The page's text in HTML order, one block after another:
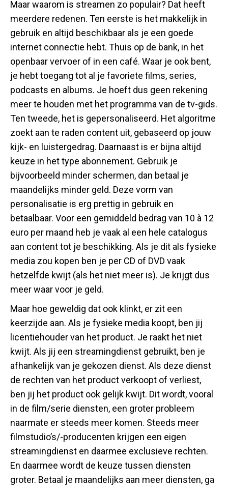
Maar waarom is streamen zo populair? Dat heeft
meerdere redenen. Ten eerste is het makkelijk in
gebruik en altijd beschikbaar als je een goede
internet connectie hebt. Thuis op de bank, in het
openbaar vervoer of in een café. Waar je ook bent,
je hebt toegang tot al je favoriete films, series,
podcasts en albums. Je hoeft dus geen rekening
meer te houden met het programma van de tv-gids.
Ten tweede, het is gepersonaliseerd. Het algoritme
zoekt aan te raden content uit, gebaseerd op jouw
kijk- en luistergedrag. Daarnaast is er bijna altijd
keuze in het type abonnement. Gebruik je
bijvoorbeeld minder schermen, dan betaal je
maandelijks minder geld. Deze vorm van
personalisatie is erg prettig in gebruik en
betaalbaar. Voor een gemiddeld bedrag van 10 à 12
euro per maand heb je vaak al een hele catalogus
aan content tot je beschikking. Als je dit als fysieke
media zou kopen ben je per CD of DVD vaak
hetzelfde kwijt (als het niet meer is). Je krijgt dus
meer waar voor je geld.
Maar hoe geweldig dat ook klinkt, er zit een
keerzijde aan. Als je fysieke media koopt, ben jij
licentiehouder van het product. Je raakt het niet
kwijt. Als jij een streamingdienst gebruikt, ben je
afhankelijk van je gekozen dienst. Als deze dienst
de rechten van het product verkoopt of verliest,
ben jij het product ook gelijk kwijt. Dit wordt, vooral
in de film/serie diensten, een groter probleem
naarmate er steeds meer komen. Steeds meer
filmstudio’s/-producenten krijgen een eigen
streamingdienst en daarmee exclusieve rechten.
En daarmee wordt de keuze tussen diensten
groter. Betaal je maandelijks aan meer diensten, ga